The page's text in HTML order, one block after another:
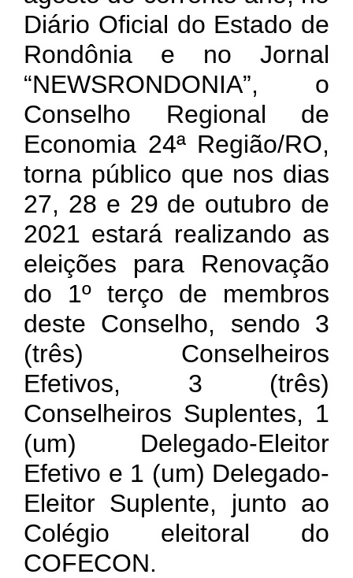
Diário Oficial do Estado de
Rondônia e no Jornal
“NEWSRONDONIA”, o
Conselho Regional de
Economia 24ª Região/RO,
torna público que nos dias
27, 28 e 29 de outubro de
2021 estará realizando as
eleições para Renovação
do 1º terço de membros
deste Conselho, sendo 3
(três) Conselheiros
Efetivos, 3 (três)
Conselheiros Suplentes, 1
(um) Delegado-Eleitor
Efetivo e 1 (um) Delegado-
Eleitor Suplente, junto ao
Colégio eleitoral do
COFECON.